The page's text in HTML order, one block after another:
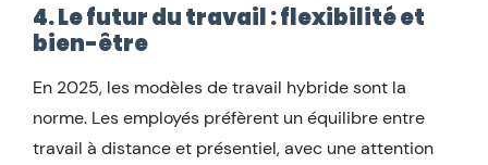
4. Le futur du travail : flexibilité et
bien-être
En 2025, les modèles de travail hybride sont la
norme. Les employés préfèrent un équilibre entre
travail à distance et présentiel, avec une attention